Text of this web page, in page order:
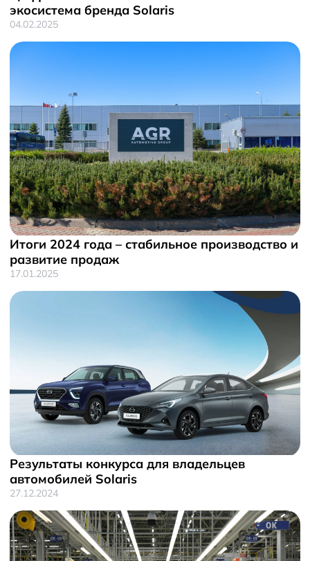
экосистема бренда Solaris
04.02.2025
Итоги 2024 года – стабильное производство и
развитие продаж
17.01.2025
Результаты конкурса для владельцев
автомобилей Solaris
27.12.2024